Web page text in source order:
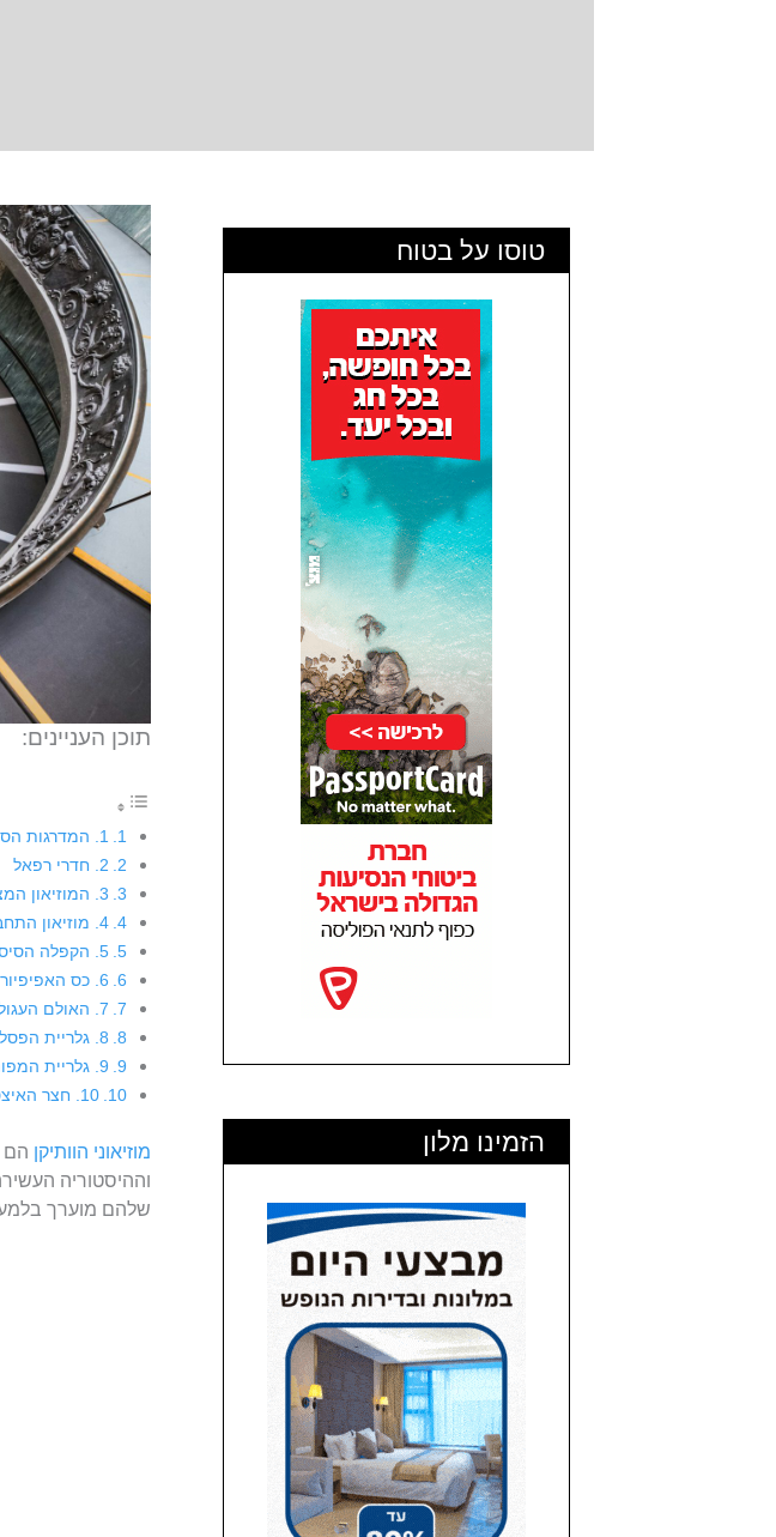
טוסו על בטוח
הזמינו מלון
תוכן העניינים:
1. המדרגות הספירליות
2. חדרי רפאל
3. המוזיאון המצרי
4. מוזיאון התחבורה ההיסטורי של הוותיקן
5. הקפלה הסיסטינית
6. כס האפיפיור
7. האולם העגול (Sala Rotonda)
8. גלריית הפסלים
9. גלריית המפות
10. חצר האיצטרובל
מוזיאוני הוותיקן הם
וההיסטוריה
שלהם מוערך בלמעלה מ-20